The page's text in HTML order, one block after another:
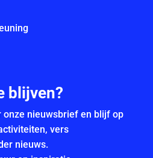
blijven?
onze nieuwsbrief en blijf op
vers
nieuws.